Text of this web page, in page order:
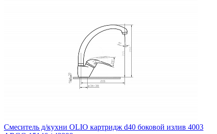
Смеситель д/кухни OLIO картридж d40 боковой излив 4003